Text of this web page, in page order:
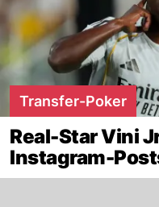
Transfer-Poker
Real-Star Vini
Instagram-